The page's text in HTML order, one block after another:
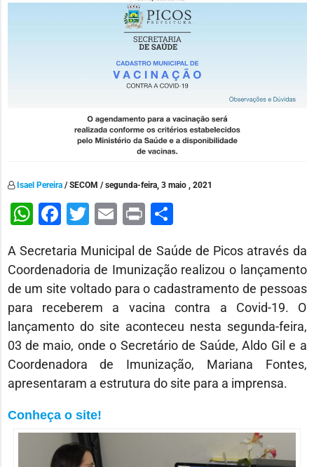
Isael Pereira/ SECOM / segunda-feira, 3 maio , 2021
WhatsApp
Facebook
Twitter
EmailPrint
A Secretaria Municipal de Saúde de Picos através da
Coordenadoria de Imunização realizou o lançamento
de um site voltado para o cadastramento de pessoas
para receberem a vacina contra a Covid-19. O
lançamento do site aconteceu nesta segunda-feira,
03 de maio, onde o Secretário de Saúde, Aldo Gil e a
Coordenadora de Imunização, Mariana Fontes,
apresentaram a estrutura do site para a imprensa.
Conheça o site!